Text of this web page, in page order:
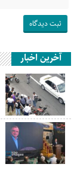
آخرین اخبار